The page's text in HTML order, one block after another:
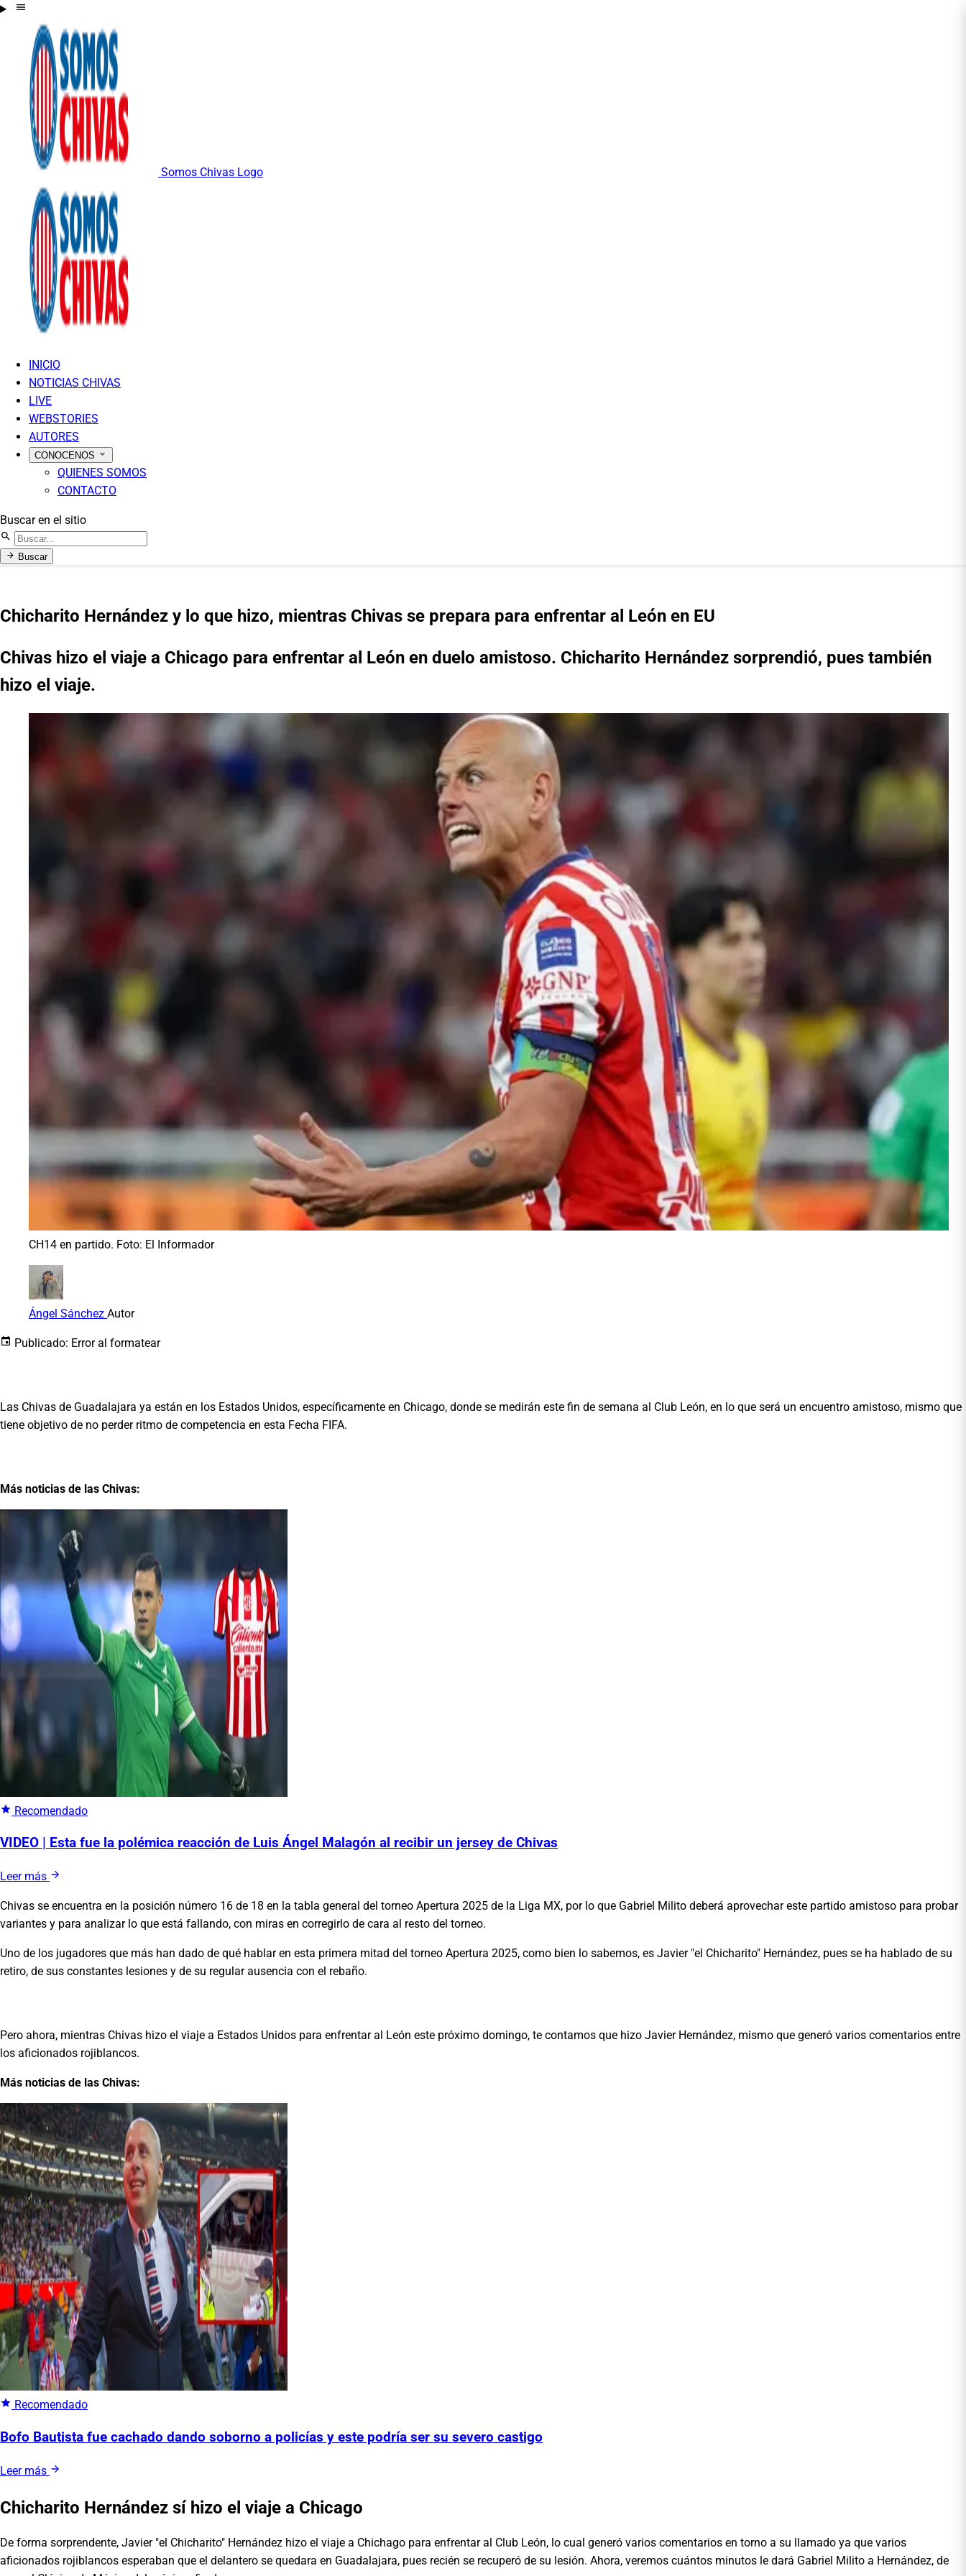
Somos Chivas Logo
INICIO
NOTICIAS CHIVAS
LIVE
WEBSTORIES
AUTORES
CONOCENOS
QUIENES SOMOS
CONTACTO
Buscar en el sitio
Buscar
Chicharito Hernández y lo que hizo, mientras Chivas se prepara para enfrentar al León en EU
Chivas hizo el viaje a Chicago para enfrentar al León en duelo amistoso. Chicharito Hernández sorprendió, pues también
hizo el viaje.
CH14 en partido. Foto: El Informador
Ángel Sánchez Autor
Publicado: Error al formatear
Las Chivas de Guadalajara ya están en los Estados Unidos, específicamente en Chicago, donde se medirán este fin de semana al Club León, en lo que será un encuentro amistoso, mismo que
tiene objetivo de no perder ritmo de competencia en esta Fecha FIFA.
Más noticias de las Chivas:
Recomendado
VIDEO | Esta fue la polémica reacción de Luis Ángel Malagón al recibir un jersey de Chivas
Leer más
Chivas se encuentra en la posición número 16 de 18 en la tabla general del torneo Apertura 2025 de la Liga MX, por lo que Gabriel Milito deberá aprovechar este partido amistoso para probar
variantes y para analizar lo que está fallando, con miras en corregirlo de cara al resto del torneo.
Uno de los jugadores que más han dado de qué hablar en esta primera mitad del torneo Apertura 2025, como bien lo sabemos, es Javier "el Chicharito" Hernández, pues se ha hablado de su
retiro, de sus constantes lesiones y de su regular ausencia con el rebaño.
Pero ahora, mientras Chivas hizo el viaje a Estados Unidos para enfrentar al León este próximo domingo, te contamos que hizo Javier Hernández, mismo que generó varios comentarios entre
los aficionados rojiblancos.
Más noticias de las Chivas:
Recomendado
Bofo Bautista fue cachado dando soborno a policías y este podría ser su severo castigo
Leer más
Chicharito Hernández sí hizo el viaje a Chicago
De forma sorprendente, Javier "el Chicharito" Hernández hizo el viaje a Chichago para enfrentar al Club León, lo cual generó varios comentarios en torno a su llamado ya que varios
aficionados rojiblancos esperaban que el delantero se quedara en Guadalajara, pues recién se recuperó de su lesión. Ahora, veremos cuántos minutos le dará Gabriel Milito a Hernández, de